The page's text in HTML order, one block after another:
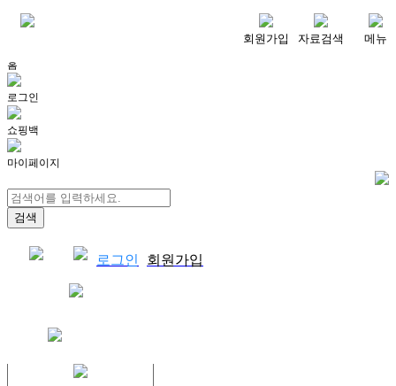
회원가입 자료검색 메뉴
홈
로그인
쇼핑백
마이페이지
로그인 회원가입